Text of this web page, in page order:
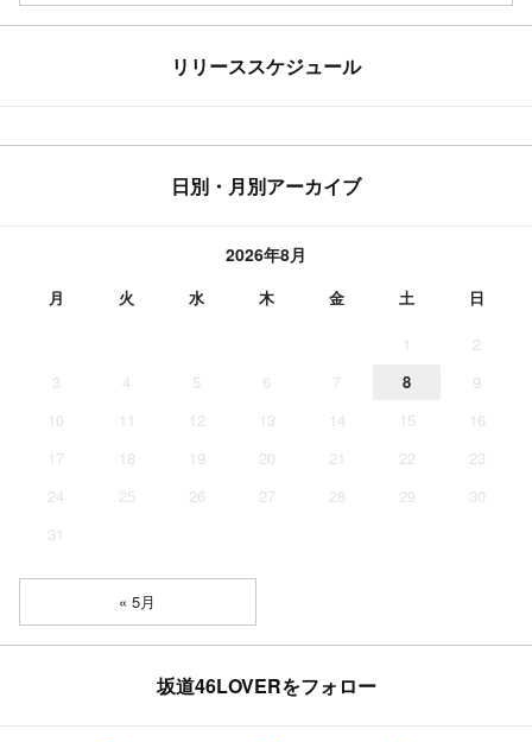
リリーススケジュール
日別・月別アーカイブ
2026年8月
月 火 水 木 金 土 日
1
2
3
4 5 6 7 8
9
10
11 12 13 14 15
16
17
18 19 20 21 22
23
24
25 26 27 28 29
30
31
« 5月
坂道46LOVERをフォロー